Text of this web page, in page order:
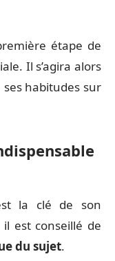
étape de
Il s’agira alors
ses habitudes sur
la clé de son
est conseillé de
du sujet.